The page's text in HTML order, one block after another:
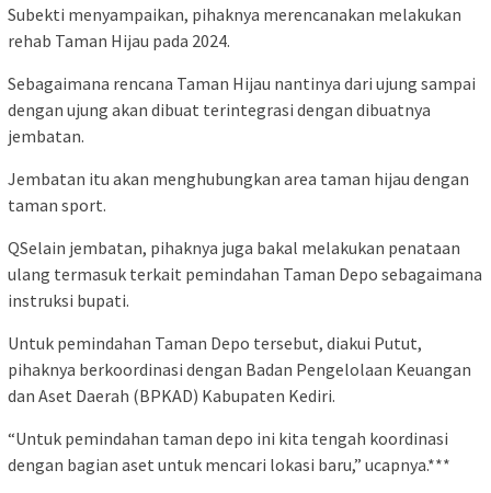
Subekti menyampaikan, pihaknya merencanakan melakukan
rehab Taman Hijau pada 2024.
Sebagaimana rencana Taman Hijau nantinya dari ujung sampai
dengan ujung akan dibuat terintegrasi dengan dibuatnya
jembatan.
Jembatan itu akan menghubungkan area taman hijau dengan
taman sport.
QSelain jembatan, pihaknya juga bakal melakukan penataan
ulang termasuk terkait pemindahan Taman Depo sebagaimana
instruksi bupati.
Untuk pemindahan Taman Depo tersebut, diakui Putut,
pihaknya berkoordinasi dengan Badan Pengelolaan Keuangan
dan Aset Daerah (BPKAD) Kabupaten Kediri.
“Untuk pemindahan taman depo ini kita tengah koordinasi
dengan bagian aset untuk mencari lokasi baru,” ucapnya.***